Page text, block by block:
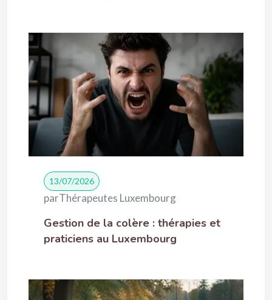
13/07/2026
parThérapeutes Luxembourg
Gestion de la colère : thérapies et
praticiens au Luxembourg